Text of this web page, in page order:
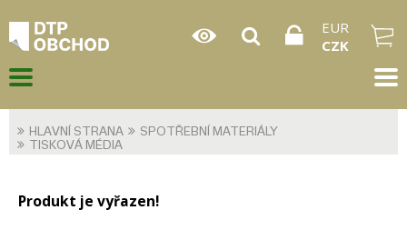
EUR
CZK
HLAVNÍ STRANA
SPOTŘEBNÍ MATERIÁLY
TISKOVÁ MÉDIA
Produkt je vyřazen!